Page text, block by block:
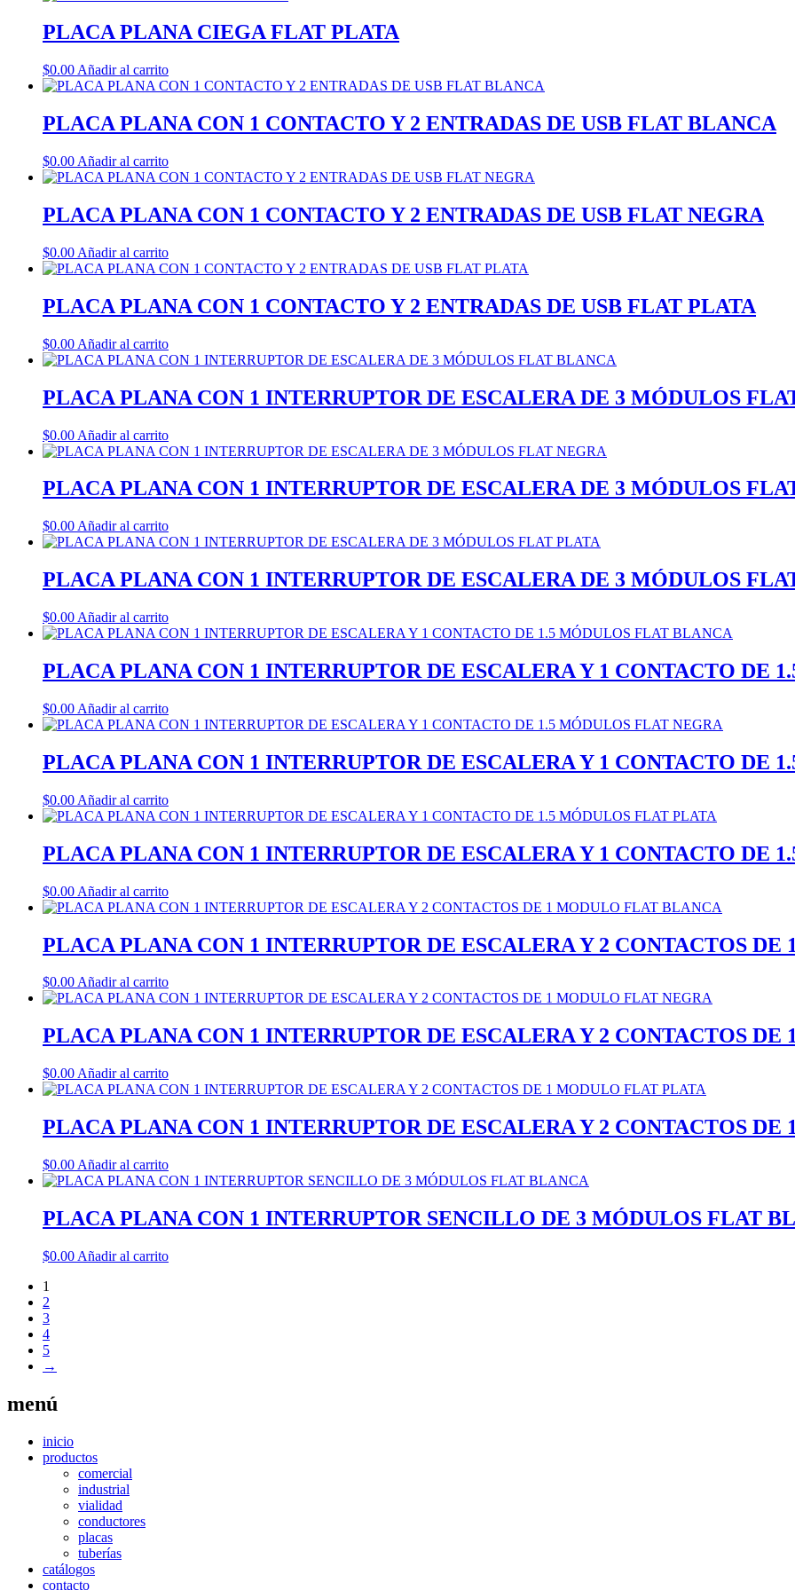
PLACA PLANA CIEGA FLAT PLATA
$0.00 Añadir al carrito
PLACA PLANA CON 1 CONTACTO Y 2 ENTRADAS DE USB FLAT BLANCA
$0.00 Añadir al carrito
PLACA PLANA CON 1 CONTACTO Y 2 ENTRADAS DE USB FLAT NEGRA
$0.00 Añadir al carrito
PLACA PLANA CON 1 CONTACTO Y 2 ENTRADAS DE USB FLAT PLATA
$0.00 Añadir al carrito
PLACA PLANA CON 1 INTERRUPTOR DE ESCALERA DE 3 MÓDULOS
$0.00 Añadir al carrito
PLACA PLANA CON 1 INTERRUPTOR DE ESCALERA DE 3 MÓDULOS
$0.00 Añadir al carrito
PLACA PLANA CON 1 INTERRUPTOR DE ESCALERA DE 3 MÓDULOS
$0.00 Añadir al carrito
PLACA PLANA CON 1 INTERRUPTOR DE ESCALERA Y 1 CONTACTO DE
$0.00 Añadir al carrito
PLACA PLANA CON 1 INTERRUPTOR DE ESCALERA Y 1 CONTACTO DE
$0.00 Añadir al carrito
PLACA PLANA CON 1 INTERRUPTOR DE ESCALERA Y 1 CONTACTO DE
$0.00 Añadir al carrito
PLACA PLANA CON 1 INTERRUPTOR DE ESCALERA Y 2 CONTACTOS
$0.00Añadir al carrito
PLACA PLANA CON 1 INTERRUPTOR DE ESCALERA Y 2 CONTACTOS
$0.00 Añadir al carrito
PLACA PLANA CON 1 INTERRUPTOR DE ESCALERA Y 2 CONTACTOS
$0.00 Añadir al carrito
PLACA PLANA CON 1 INTERRUPTOR SENCILLO DE 3 MÓDULOS FLAT
$0.00 Añadir al carrito
1
2
3
4
5
→
menú
inicio
productos
comercial
industrial
vialidad
conductores
placas
tuberías
catálogos
contacto